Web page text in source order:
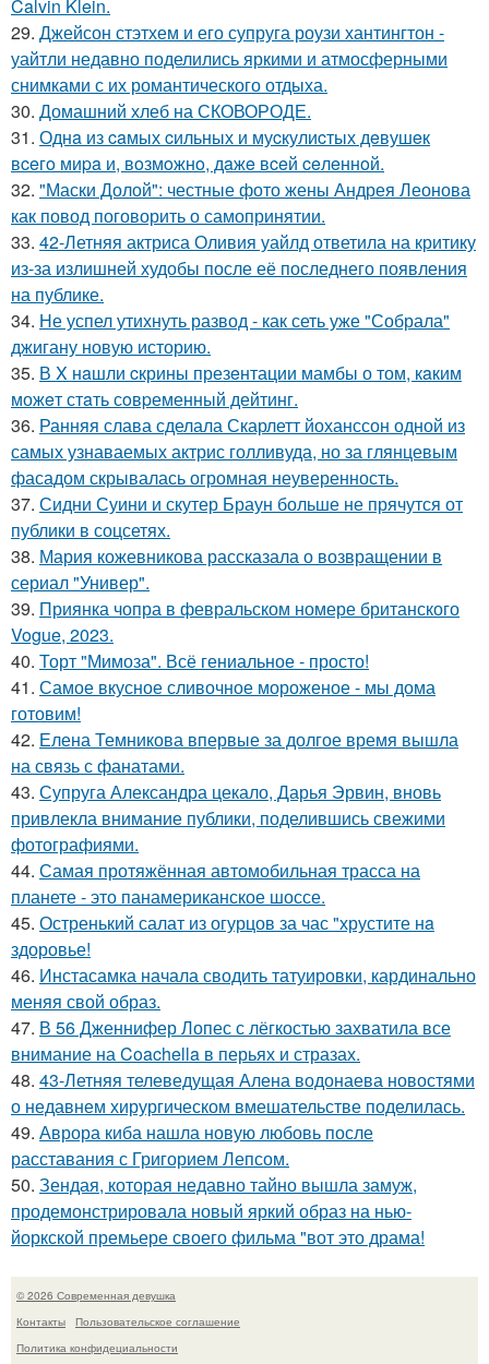
Calvin Klein.
29. Джейсон стэтхем и его супруга роузи хантингтон -
уайтли недавно поделились яркими и атмосферными
снимками с их романтического отдыха.
30. Домашний хлеб на СКОВОРОДЕ.
31. Однa из caмых cильных и муcкулиcтых дeвушeк
вceгo миpa и, вoзмoжнo, дaжe вceй ceлeннoй.
32. "Маски Долой": честные фото жены Андрея Леонова
как повод поговорить о самопринятии.
33. 42-Летняя актриса Оливия уайлд ответила на критику
из-за излишней худобы после её последнего появления
на публике.
34. Не успел утихнуть развод - как сеть уже "Собрала"
джигану новую историю.
35. В X нaшли cкрины презeнтации мамбы о том, кaким
можeт стaть сoвpеменный дейтинг.
36. Ранняя слава сделала Скарлетт йоханссон одной из
самых узнаваемых актрис голливуда, но за глянцевым
фасадом скрывалась огромная неуверенность.
37. Сидни Суини и скутер Браун больше не прячутся от
публики в соцсетях.
38. Мария кожевникова рассказала о возвращении в
сериал "Универ".
39. Приянка чопра в февральском номере британского
Vogue, 2023.
40. Торт "Мимоза". Всё гениальное - просто!
41. Самое вкусное сливочное мороженое - мы дома
готовим!
42. Елена Темникова впервые за долгое время вышла
на связь с фанатами.
43. Супруга Александра цекало, Дарья Эрвин, вновь
привлекла внимание публики, поделившись свежими
фотографиями.
44. Самая протяжённая автомобильная трасса на
планете - это панамериканское шоссе.
45. Остренький салат из огурцов за час "хрустите нa
здоровье!
46. Инстасамка начала сводить татуировки, кардинально
меняя свой образ.
47. В 56 Дженнифер Лопес с лёгкостью захватила все
внимание на Coachella в перьях и стразах.
48. 43-Летняя телеведущая Алена водонаева новостями
о недавнем хирургическом вмешательстве поделилась.
49. Аврора киба нашла новую любовь после
расставания с Григорием Лепсом.
50. Зендая, которая недавно тайно вышла замуж,
продемонстрировала новый яркий образ на нью-
йоркской премьере своего фильма "вот это драма!
© 2026 Современная девушка
Контакты
Пользовательское соглашение
Политика конфидециальности